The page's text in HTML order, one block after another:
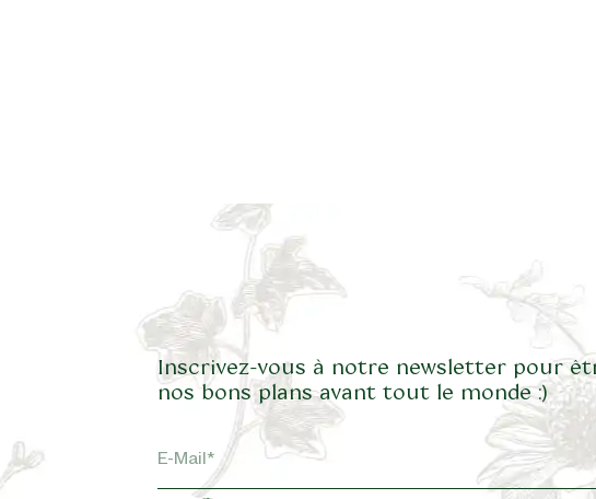
Inscrivez-vous à notre newsletter pour
nos bons plans avant tout le monde :)